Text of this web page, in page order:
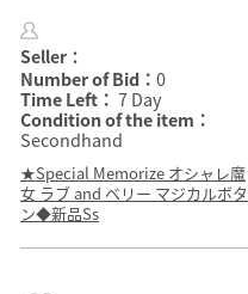
Seller：
Number of Bid： 0
Time Left： 7 Day
Condition of the item：
Secondhand
★Special Memorize オシャレ魔
女 ラブ and ベリー マジカルボタ
ン◆新品Ss